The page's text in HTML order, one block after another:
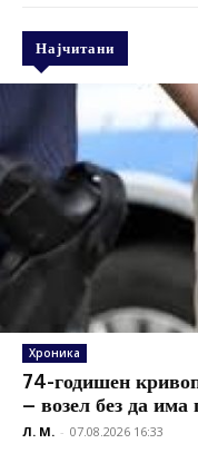
Најчитани
Хроника
74-годишен
– возел без да има
Л. М. - 07.08.2026 16:33